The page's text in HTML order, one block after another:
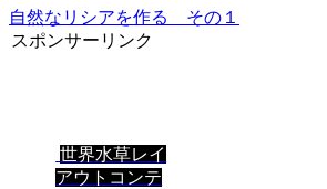
自然なリシアを作る その１
スポンサーリンク
世界水草レイ
アウトコンテ